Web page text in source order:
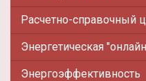
Расчетно-справочный
Энергетическая
Энергоэффективность